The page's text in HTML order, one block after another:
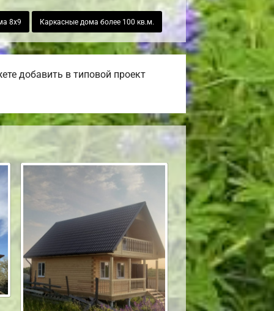
8х9 Каркасные дома более 100 кв.м.
добавить в типовой проект